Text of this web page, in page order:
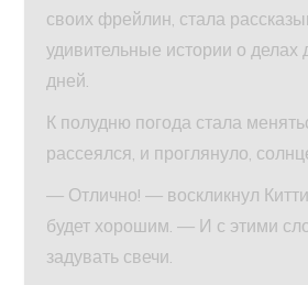
своих фрейлин, стала
удивительные истории о
дней.
К полудню погода стала
рассеялся, и проглянуло,
— Отлично! — воскликнул
будет хорошим. — И с этими
задувать свечи.